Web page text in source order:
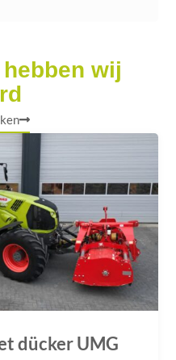
wij
dücker UMG